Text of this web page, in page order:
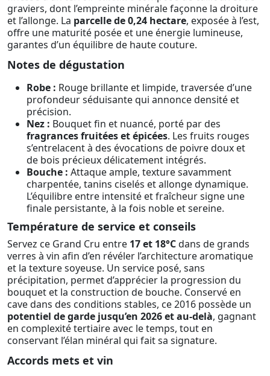
graviers, dont l’empreinte minérale façonne la droiture
et l’allonge. La parcelle de 0,24 hectare, exposée à l’est,
offre une maturité posée et une énergie lumineuse,
garantes d’un équilibre de haute couture.
Notes de dégustation
Robe : Rouge brillante et limpide, traversée d’une
profondeur séduisante qui annonce densité et
précision.
Nez : Bouquet fin et nuancé, porté par des
fragrances fruitées et épicées. Les fruits rouges
s’entrelacent à des évocations de poivre doux et
de bois précieux délicatement intégrés.
Bouche : Attaque ample, texture savamment
charpentée, tanins ciselés et allonge dynamique.
L’équilibre entre intensité et fraîcheur signe une
finale persistante, à la fois noble et sereine.
Température de service et conseils
Servez ce Grand Cru entre 17 et 18°Cdans de grands
verres à vin afin d’en révéler l’architecture aromatique
et la texture soyeuse. Un service posé, sans
précipitation, permet d’apprécier la progression du
bouquet et la construction de bouche. Conservé en
cave dans des conditions stables, ce 2016 possède un
potentiel de garde jusqu’en 2026 et au-delà, gagnant
en complexité tertiaire avec le temps, tout en
conservant l’élan minéral qui fait sa signature.
Accords mets et vin